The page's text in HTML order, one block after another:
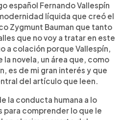
español Fernando Vallespín
líquida que creó el
Zygmunt Bauman que tanto
que no voy a tratar en este
a colación porque Vallespín,
novela, un área que, como
es de mi gran interés y que
del artículo que leen.
la conducta humana a lo
para comprender lo que le